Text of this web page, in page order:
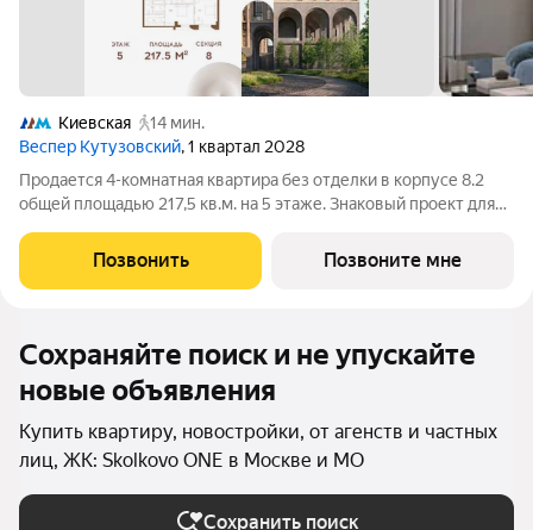
Киевская
14 мин.
Веспер Кутузовский, 1 квартал 2028
Продается 4-комнатная квартира без отделки в корпусе 8.2
общей площадью 217,5 кв.м. на 5 этаже. Знаковый проект для
площадью 3,7 га расположен на Кутузовском проспекте и
воплощает новую
Позвонить Позвоните мне
Сохраняйте поиск и не упускайте
новые объявления
Купить квартиру, новостройки, от агенств и частных
лиц, ЖК: Skolkovo ONE в Москве и МО
Сохранить поиск